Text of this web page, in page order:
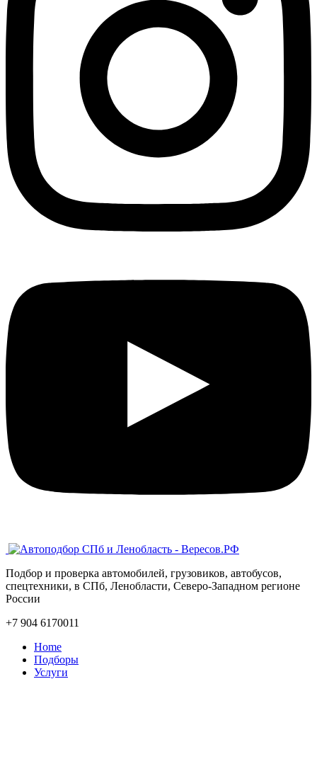
Подбор и проверка автомобилей, грузовиков, автобусов,
спецтехники, в СПб, Ленобласти, Северо-Западном регионе
России
+7 904 6170011
Home
Подборы
Услуги